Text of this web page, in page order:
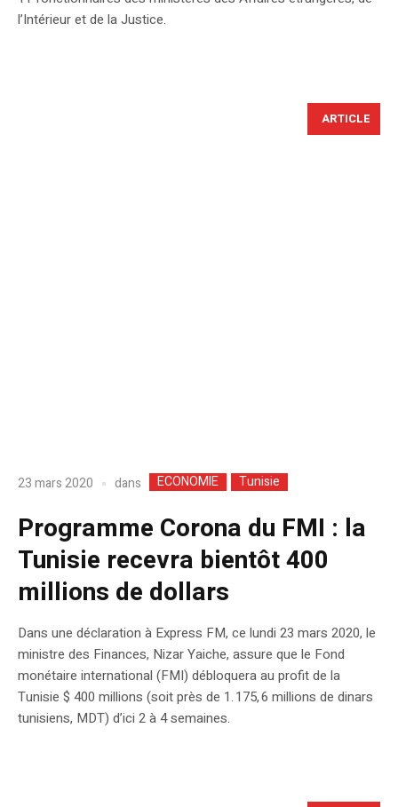
l’Intérieur et de la Justice.
ARTICLE
23 mars 2020 dans ECONOMIE Tunisie
Programme Corona du FMI : la
Tunisie recevra bientôt 400
millions de dollars
Dans une déclaration à Express FM, ce lundi 23 mars 2020, le
ministre des Finances, Nizar Yaiche, assure que le Fond
monétaire international (FMI) débloquera au profit de la
Tunisie $ 400 millions (soit près de 1. 175, 6 millions de dinars
tunisiens, MDT) d’ici 2 à 4 semaines.